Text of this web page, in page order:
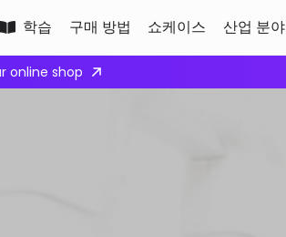
학습 구매 방법 쇼케이스 산업 분야
Apply here